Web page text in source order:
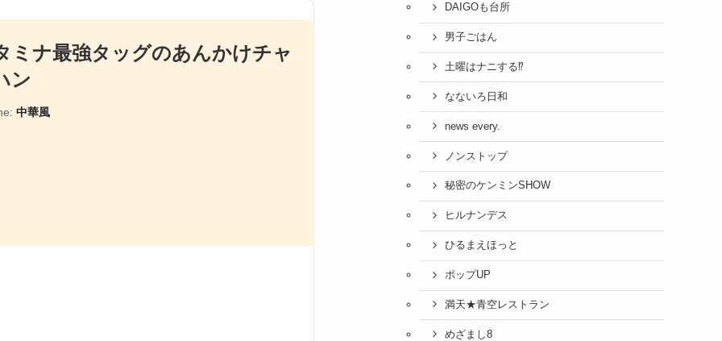
ミナ最強タッグのあんかけチャ
ン
中華風
DAIGOも台所
男子ごはん
土曜はナニする⁉
なないろ日和
news every.
ノンストップ
秘密のケンミンSHOW
ヒルナンデス
ひるまえほっと
ポップUP
満天★青空レストラン
めざまし8